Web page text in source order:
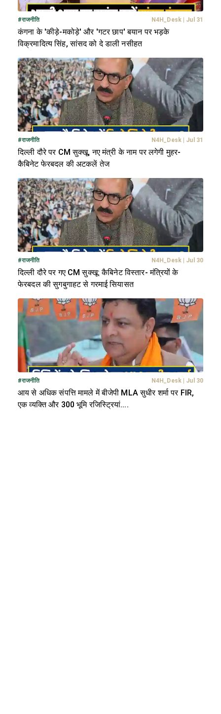
#राजनीति N4H_Desk| Jul 31
कंगना के 'कीड़े-मकोड़े' और 'गटर छाप' बयान पर भड़के
विक्रमादित्य सिंह, सांसद को दे डाली नसीहत
#राजनीति N4H_Desk| Jul 31
दिल्ली दौरे पर CM सुक्खू, नए मंत्री के नाम पर लगेगी मुहर-
कैबिनेट फेरबदल की अटकलें तेज
#राजनीति N4H_Desk| Jul 30
दिल्ली दौरे पर गए CM सुक्खू: कैबिनेट विस्तार- मंत्रियों के
फेरबदल की सुगबुगाहट से गरमाई सियासत
#राजनीति N4H_Desk| Jul 30
आय से अधिक संपत्ति मामले में बीजेपी MLA सुधीर शर्मा पर FIR,
एक व्यक्ति और 300 भूमि रजिस्ट्रियां....